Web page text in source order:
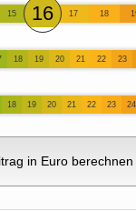
15 16 17 18
18 19 20 21 22 23
18 19 20 21 22 23 24
in Euro berechnen